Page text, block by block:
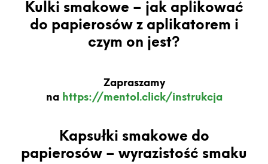
Kulki smakowe – jak aplikować
do papierosów z aplikatorem i
czym on jest?
Zapraszamy
na https://mentol.click/instrukcja
Kapsułki smakowe do
papierosów – wyrazistość smaku